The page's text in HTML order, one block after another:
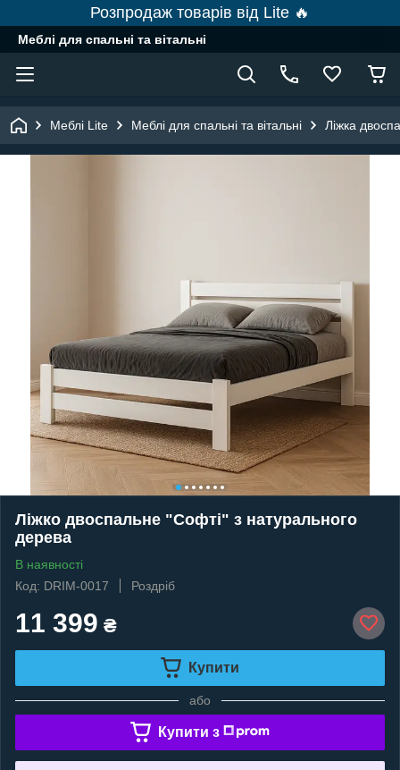
Розпродаж товарів від Lite 🔥
Меблі для спальні та вітальні
Меблі Lite Меблі для спальні та вітальні Ліжка
Ліжко двоспальне "Софті" з натурального
дерева
В наявності
Код: DRIM-0017
Роздріб
11 399 ₴
Купити
або
Купити з